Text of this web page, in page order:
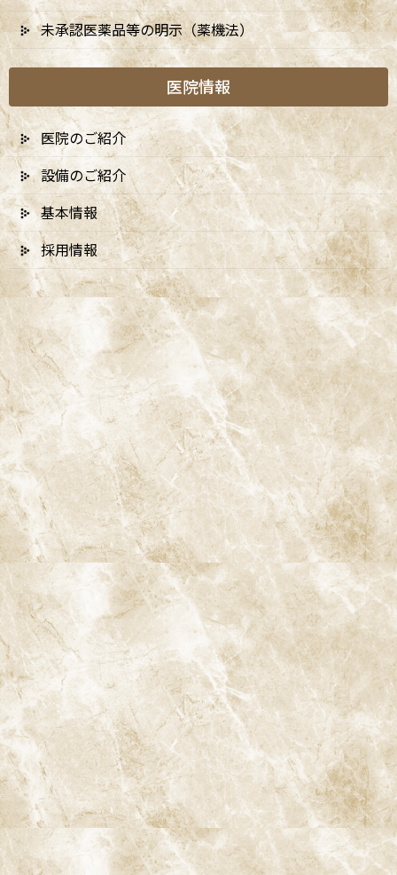
Access
阿佐ヶ谷ことぶき歯科・矯正歯科
阿佐ヶ谷の歯医者「阿佐ヶ谷ことぶき歯科・矯正歯科」は、JR中
央線(快速)「阿佐ケ谷駅」徒歩0分 / JR中央/総武線「阿佐ケ谷駅」
徒歩0分 / 東京メトロ丸ノ内線「南阿佐ケ谷駅」徒歩8分の、駅す
ぐでとても通いやすい場所にある歯医者です。杉並区や中野区、新
宿、東京都内、隣接県や遠方からも患者様に来院頂きやすい環境
といえます。
〒166-0004 東京都杉並区阿佐谷南3-37-14 第二北原ビル3階
JR中央線(快速)「阿佐ケ谷駅」徒歩0分 / JR中央/総武線「阿佐ケ
未承認医薬品等の明示（薬機法）
医院情報
医院のご紹介
設備のご紹介
基本情報
採用情報